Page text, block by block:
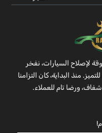
لإصلاح السيارات، نفخر
منذ البداية، كان التزامنا
ورضا تام للعملاء.